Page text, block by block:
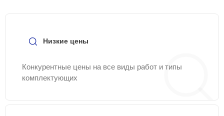
Низкие цены
Конкурентные цены на все виды работ и типы
комплектующих